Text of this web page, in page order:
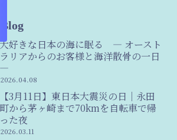
大好きな日本の海に眠る ― オースト
ラリアからのお客様と海洋散骨の一日
―
2026.04.08
【3月11日】東日本大震災の日｜永田
町から茅ヶ崎まで70kmを自転車で帰
った夜
2026.03.11